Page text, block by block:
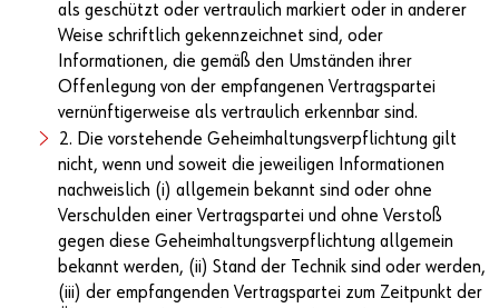
als geschützt oder vertraulich markiert oder in anderer
Weise schriftlich gekennzeichnet sind, oder
Informationen, die gemäß den Umständen ihrer
Offenlegung von der empfangenen Vertragspartei
vernünftigerweise als vertraulich erkennbar sind.
2. Die vorstehende Geheimhaltungsverpflichtung gilt
nicht, wenn und soweit die jeweiligen Informationen
nachweislich (i) allgemein bekannt sind oder ohne
Verschulden einer Vertragspartei und ohne Verstoß
gegen diese Geheimhaltungsverpflichtung allgemein
bekannt werden, (ii) Stand der Technik sind oder werden,
(iii) der empfangenden Vertragspartei zum Zeitpunkt der